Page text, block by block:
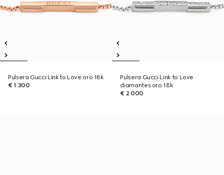
Pulsera Gucci Link to Love oro 18k
€ 1.300
Pulsera Gucci Link to Love
diamantes oro 18k
€ 2.000